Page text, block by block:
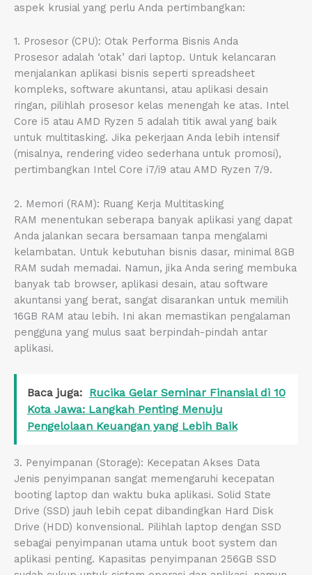
aspek krusial yang perlu Anda pertimbangkan:
1. Prosesor (CPU): Otak Performa Bisnis Anda
Prosesor adalah ‘otak’ dari laptop. Untuk kelancaran
menjalankan aplikasi bisnis seperti spreadsheet
kompleks, software akuntansi, atau aplikasi desain
ringan, pilihlah prosesor kelas menengah ke atas. Intel
Core i5 atau AMD Ryzen 5 adalah titik awal yang baik
untuk multitasking. Jika pekerjaan Anda lebih intensif
(misalnya, rendering video sederhana untuk promosi),
pertimbangkan Intel Core i7/i9 atau AMD Ryzen 7/9.
2. Memori (RAM): Ruang Kerja Multitasking
RAM menentukan seberapa banyak aplikasi yang dapat
Anda jalankan secara bersamaan tanpa mengalami
kelambatan. Untuk kebutuhan bisnis dasar, minimal 8GB
RAM sudah memadai. Namun, jika Anda sering membuka
banyak tab browser, aplikasi desain, atau software
akuntansi yang berat, sangat disarankan untuk memilih
16GB RAM atau lebih. Ini akan memastikan pengalaman
pengguna yang mulus saat berpindah-pindah antar
aplikasi.
Baca juga:
Rucika Gelar Seminar Finansial di 10
Kota Jawa: Langkah Penting Menuju
Pengelolaan Keuangan yang Lebih Baik
3. Penyimpanan (Storage): Kecepatan Akses Data
Jenis penyimpanan sangat memengaruhi kecepatan
booting laptop dan waktu buka aplikasi. Solid State
Drive (SSD) jauh lebih cepat dibandingkan Hard Disk
Drive (HDD) konvensional. Pilihlah laptop dengan SSD
sebagai penyimpanan utama untuk boot system dan
aplikasi penting. Kapasitas penyimpanan 256GB SSD